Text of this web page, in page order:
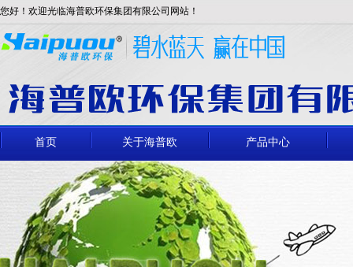
您好！欢迎光临海普欧环保集团有限公司网站！
首页 关于海普欧 产品中心